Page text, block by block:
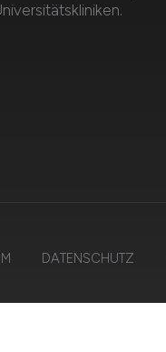
DATENSCHUTZ